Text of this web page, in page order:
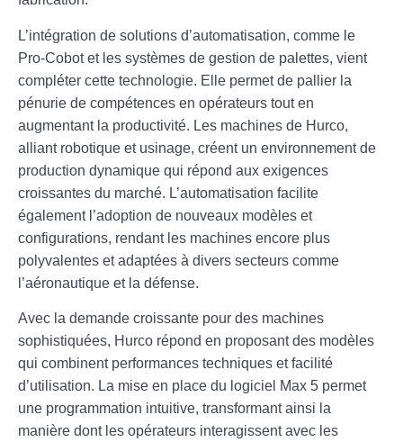
L’intégration de solutions d’automatisation, comme le
Pro-Cobot et les systèmes de gestion de palettes, vient
compléter cette technologie. Elle permet de pallier la
pénurie de compétences en opérateurs tout en
augmentant la productivité. Les machines de Hurco,
alliant robotique et usinage, créent un environnement de
production dynamique qui répond aux exigences
croissantes du marché. L’automatisation facilite
également l’adoption de nouveaux modèles et
configurations, rendant les machines encore plus
polyvalentes et adaptées à divers secteurs comme
l’aéronautique et la défense.
Avec la demande croissante pour des machines
sophistiquées, Hurco répond en proposant des modèles
qui combinent performances techniques etfacilité
d’utilisation. La mise en place du logiciel Max 5 permet
une programmation intuitive, transformant ainsi la
manière dont les opérateurs interagissent avec les